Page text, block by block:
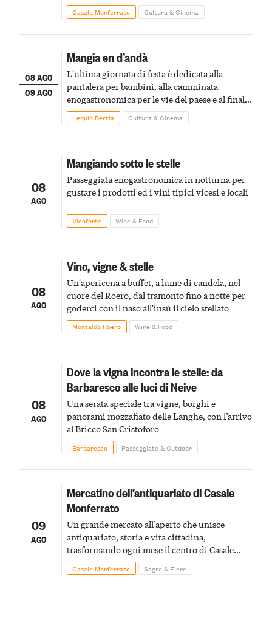
Casale Monferrato Cultura & Cinema
08 AGO
09 AGO
Mangia en d’andà
L'ultima giornata di festa è dedicata alla
pantalera per bambini, alla camminata
enogastronomica per le vie del paese e al finale
pirotecnico
Lequio Berria Cultura & Cinema
08
AGO
Mangiando sotto le stelle
Passeggiata enogastronomica in notturna per
gustare i prodotti ed i vini tipici vicesi e locali
Vicoforte Wine & Food
08
AGO
Vino, vigne & stelle
Un'apericena a buffet, a lume di candela, nel
cuore del Roero, dal tramonto fino a notte per
goderci con il naso all'insù il cielo stellato
Montaldo Roero Wine & Food
08
AGO
Dove la vigna incontra le stelle: da
Barbaresco alle luci di Neive
Una serata speciale tra vigne, borghi e
panorami mozzafiato delle Langhe, con l’arrivo
al Bricco San Cristoforo
Barbaresco Passeggiate & Outdoor
09
AGO
Mercatino dell’antiquariato di Casale
Monferrato
Un grande mercato all’aperto che unisce
antiquariato, storia e vita cittadina,
trasformando ogni mese il centro di Casale
Monferrato in un luogo di scoperta e racconto
Casale Monferrato Sagre & Fiere